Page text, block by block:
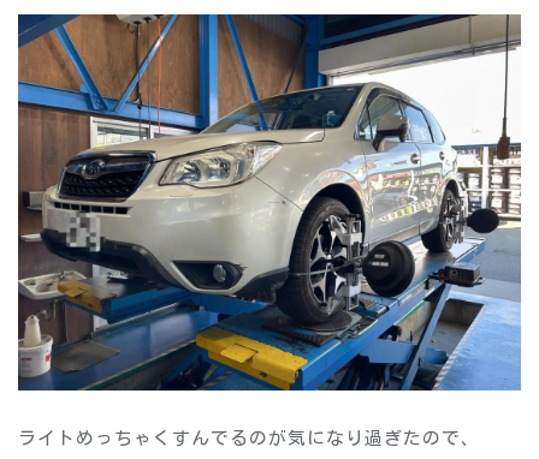
ライトめっちゃくすんでるのが気になり過ぎたので、